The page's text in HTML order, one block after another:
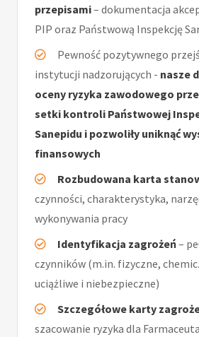
przepisami– dokumentacja
PIP oraz Państwową Inspekcję
Pewność pozytywnego
instytucji nadzorujących - nasze
oceny ryzyka zawodowego
setki kontroli Państwowej
Sanepidu i pozwoliły uniknąć
finansowych
Rozbudowana karta
czynności, charakterystyka,
wykonywania pracy
Identyfikacja zagrożeń–
czynników (m.in. fizyczne,
uciążliwe i niebezpieczne)
Szczegółowe karty
szacowanie ryzyka dla